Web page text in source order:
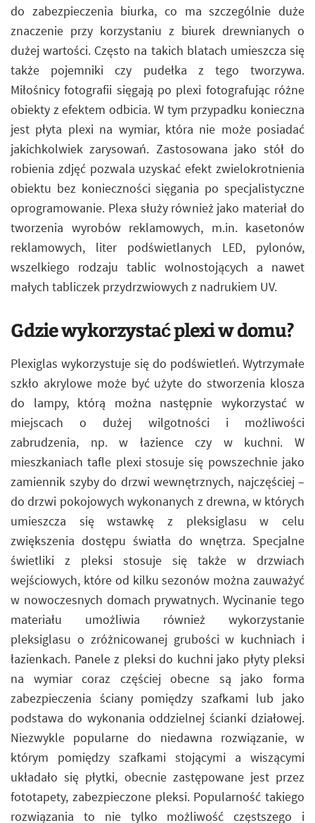
do zabezpieczenia biurka, co ma szczególnie duże
znaczenie przy korzystaniu z biurek drewnianych o
dużej wartości. Często na takich blatach umieszcza się
także pojemniki czy pudełka z tego tworzywa.
Miłośnicy fotografii sięgają po plexi fotografując różne
obiekty z efektem odbicia. W tym przypadku konieczna
jest płyta plexi na wymiar, która nie może posiadać
jakichkolwiek zarysowań. Zastosowana jako stół do
robienia zdjęć pozwala uzyskać efekt zwielokrotnienia
obiektu bez konieczności sięgania po specjalistyczne
oprogramowanie. Plexa służy również jako materiał do
tworzenia wyrobów reklamowych, m.in. kasetonów
reklamowych, liter podświetlanych LED, pylonów,
wszelkiego rodzaju tablic wolnostojących a nawet
małych tabliczek przydrzwiowych z nadrukiem UV.
Gdzie wykorzystać plexi w domu?
Plexiglas wykorzystuje się do podświetleń. Wytrzymałe
szkło akrylowe może być użyte do stworzenia klosza
do lampy, którą można następnie wykorzystać w
miejscach o dużej wilgotności i możliwości
zabrudzenia, np. w łazience czy w kuchni. W
mieszkaniach tafle plexi stosuje się powszechnie jako
zamiennik szyby do drzwi wewnętrznych, najczęściej –
do drzwi pokojowych wykonanych z drewna, w których
umieszcza się wstawkę z pleksiglasu w celu
zwiększenia dostępu światła do wnętrza. Specjalne
świetliki z pleksi stosuje się także w drzwiach
wejściowych, które od kilku sezonów można zauważyć
w nowoczesnych domach prywatnych. Wycinanie tego
materiału umożliwia również wykorzystanie
pleksiglasu o zróżnicowanej grubości w kuchniach i
łazienkach. Panele z pleksi do kuchni jako płyty pleksi
na wymiar coraz częściej obecne są jako forma
zabezpieczenia ściany pomiędzy szafkami lub jako
podstawa do wykonania oddzielnej ścianki działowej.
Niezwykle popularne do niedawna rozwiązanie, w
którym pomiędzy szafkami stojącymi a wiszącymi
układało się płytki, obecnie zastępowane jest przez
fototapety, zabezpieczone pleksi. Popularność takiego
rozwiązania to nie tylko możliwość częstszego i